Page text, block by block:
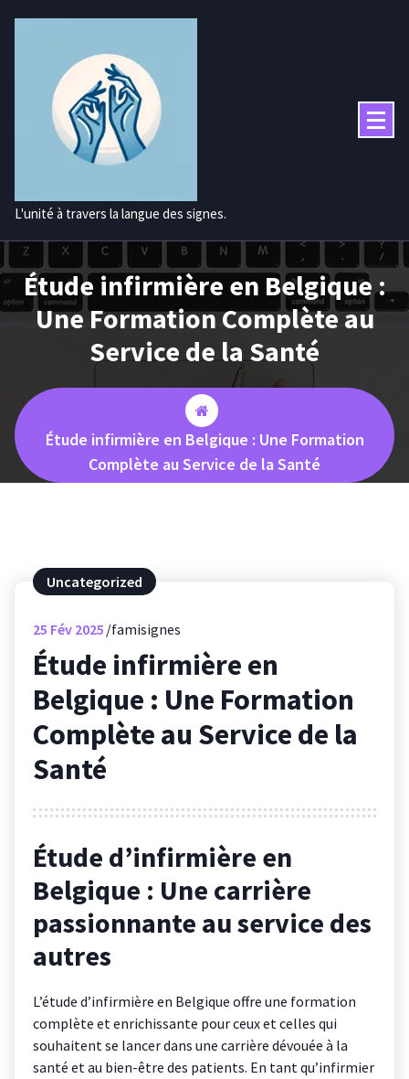
L'unité à travers la langue des signes.
Étude infirmière en Belgique :
Une Formation Complète au
Service de la Santé
Étude infirmière en Belgique : Une Formation
Complète au Service de la Santé
Uncategorized
25 Fév 2025 famisignes
Étude infirmière en
Belgique : Une Formation
Complète au Service de la
Santé
Étude d’infirmière en
Belgique : Une carrière
passionnante au service des
autres
L’étude d’infirmière en Belgique offre une formation
complète et enrichissante pour ceux et celles qui
souhaitent se lancer dans une carrière dévouée à la
santé et au bien-être des patients. En tant qu’infirmier